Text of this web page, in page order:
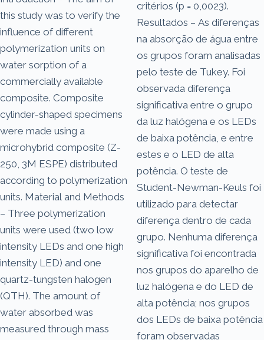
this study was to verify the
influence of different
polymerization units on
water sorption of a
commercially available
composite. Composite
cylinder-shaped specimens
were made using a
microhybrid composite (Z-
250, 3M ESPE) distributed
according to polymerization
units. Material and Methods
– Three polymerization
units were used (two low
intensity LEDs and one high
intensity LED) and one
quartz-tungsten halogen
(QTH). The amount of
water absorbed was
measured through mass
critérios (p = 0,0023).
Resultados – As diferenças
na absorção de água entre
os grupos foram analisadas
pelo teste de Tukey. Foi
observada diferença
significativa entre o grupo
da luz halógena e os LEDs
de baixa potência, e entre
estes e o LED de alta
potência. O teste de
Student-Newman-Keuls foi
utilizado para detectar
diferença dentro de cada
grupo. Nenhuma diferença
significativa foi encontrada
nos grupos do aparelho de
luz halógena e do LED de
alta potência; nos grupos
dos LEDs de baixa potência
foram observadas